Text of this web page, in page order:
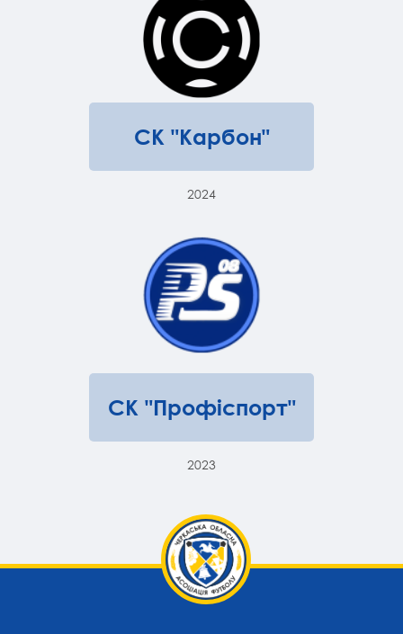
СК "Карбон"
2024
СК "Профіспорт"
2023